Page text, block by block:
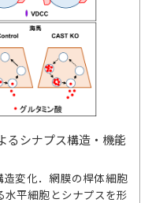
るシナプス構造・機能
造変化．網膜の桿体細胞
水平細胞とシナプスを形